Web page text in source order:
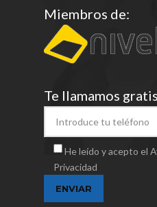
Miembros de:
Te llamamos gratis
He leído y acepto el
Privacidad